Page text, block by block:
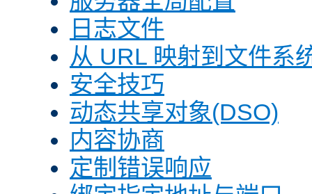
日志文件
从 URL 映射到文件系
安全技巧
动态共享对象(DSO)
内容协商
定制错误响应